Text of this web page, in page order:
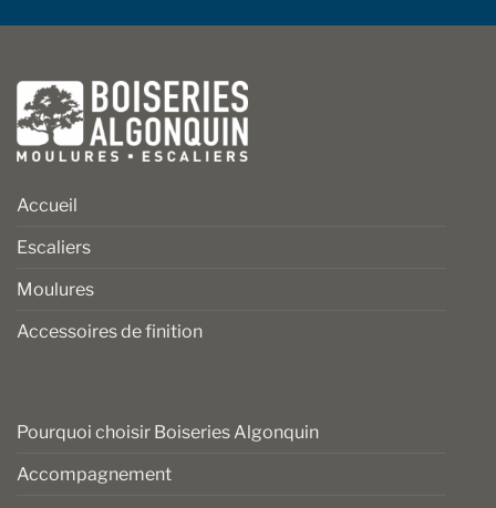
Accueil
Escaliers
Moulures
Accessoires de finition
Pourquoi choisir Boiseries Algonquin
Accompagnement